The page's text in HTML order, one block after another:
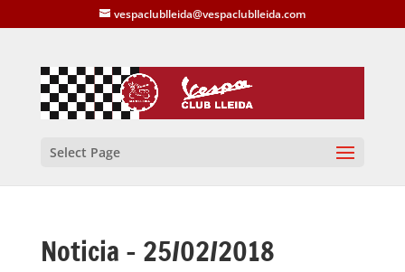
vespaclublleida@vespaclublleida.com
Select Page
Noticia – 25/02/2018